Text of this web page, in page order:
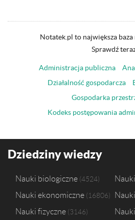
Notatek.pl to największa baza
Sprawdź
Administracja publiczna
Działalność gospodarcza
Gospodarka
Kodeks postępowania
Dziedziny wiedzy
Nauki biologiczne 4524
Nauki ekonomiczne 16806
Nauki fizyczne 3146